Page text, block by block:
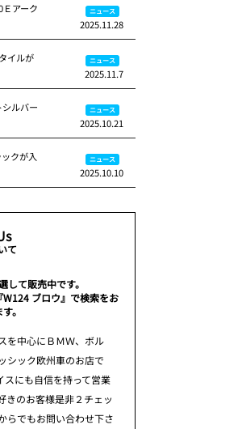
アーク
ニュース
2025.11.28
イルが
ニュース
2025.11.7
ルバー
ニュース
2025.10.21
クが入
ニュース
2025.10.10
て
して販売中です。
ブロウ』で検索をお
。
を中心にＢＭＷ、ボル
シック欧州車のお店で
スにも自信を持って営業
きのお客様是非２チェッ
でもお問い合わせ下さ